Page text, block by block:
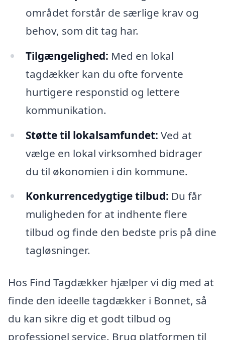
området forstår de særlige krav og
behov, som dit tag har.
Tilgængelighed: Med en lokal
tagdækker kan du ofte forvente
hurtigere responstid og lettere
kommunikation.
Støtte til lokalsamfundet: Ved at
vælge en lokal virksomhed bidrager
du til økonomien i din kommune.
Konkurrencedygtige tilbud: Du får
muligheden for at indhente flere
tilbud og finde den bedste pris på dine
tagløsninger.
Hos Find Tagdækker hjælper vi dig med at
finde den ideelle tagdækker i Bonnet, så
du kan sikre dig et godt tilbud og
professionel service. Brug platformen til